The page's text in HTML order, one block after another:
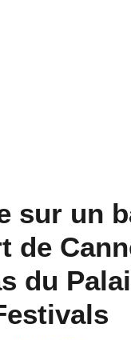
sur un
de
du